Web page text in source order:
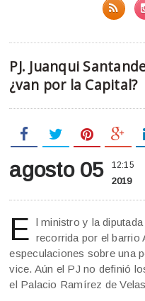
PJ. Juanqui
¿van por la Capital?
agosto 05 12:15
2019
E l ministro y la
recorrida por el barrio
especulaciones sobre una
vice. Aún el PJ no definió
el Palacio Ramírez de